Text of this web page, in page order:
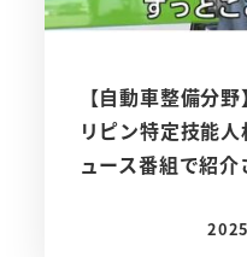
【自動車整備分
リピン特定技能
ュース番組で紹
投稿